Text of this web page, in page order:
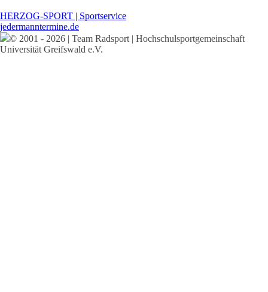
HERZOG-SPORT | Sportservice
jedermanntermine.de
© 2001 - 2026 | Team Radsport | Hochschulsportgemeinschaft
Universität Greifswald e.V.